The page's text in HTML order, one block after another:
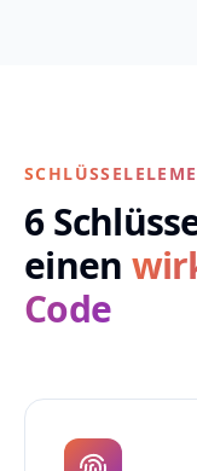
6
einen
Code